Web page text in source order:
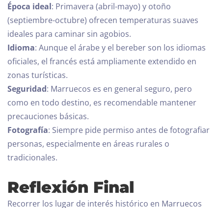
Época ideal: Primavera (abril-mayo) y otoño
(septiembre-octubre) ofrecen temperaturas suaves
ideales para caminar sin agobios.
Idioma: Aunque el árabe y el bereber son los idiomas
oficiales, el francés está ampliamente extendido en
zonas turísticas.
Seguridad: Marruecos es en general seguro, pero
como en todo destino, es recomendable mantener
precauciones básicas.
Fotografía: Siempre pide permiso antes de fotografiar
personas, especialmente en áreas rurales o
tradicionales.
Reflexión Final
Recorrer los lugar de interés histórico en Marruecos